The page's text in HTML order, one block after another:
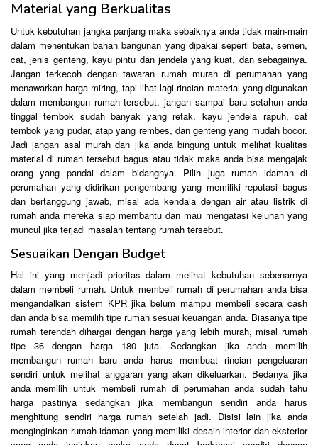
Material yang Berkualitas
Untuk kebutuhan jangka panjang maka sebaiknya anda tidak main-main
dalam menentukan bahan bangunan yang dipakai seperti bata, semen,
cat, jenis genteng, kayu pintu dan jendela yang kuat, dan sebagainya.
Jangan terkecoh dengan tawaran rumah murah di perumahan yang
menawarkan harga miring, tapi lihat lagi rincian material yang digunakan
dalam membangun rumah tersebut, jangan sampai baru setahun anda
tinggal tembok sudah banyak yang retak, kayu jendela rapuh, cat
tembok yang pudar, atap yang rembes, dan genteng yang mudah bocor.
Jadi jangan asal murah dan jika anda bingung untuk melihat kualitas
material di rumah tersebut bagus atau tidak maka anda bisa mengajak
orang yang pandai dalam bidangnya. Pilih juga rumah idaman di
perumahan yang didirikan pengembang yang memiliki reputasi bagus
dan bertanggung jawab, misal ada kendala dengan air atau listrik di
rumah anda mereka siap membantu dan mau mengatasi keluhan yang
muncul jika terjadi masalah tentang rumah tersebut.
Sesuaikan Dengan Budget
Hal ini yang menjadi prioritas dalam melihat kebutuhan sebenarnya
dalam membeli rumah. Untuk membeli rumah di perumahan anda bisa
mengandalkan sistem KPR jika belum mampu membeli secara cash
dan anda bisa memilih tipe rumah sesuai keuangan anda. Biasanya tipe
rumah terendah dihargai dengan harga yang lebih murah, misal rumah
tipe 36 dengan harga 180 juta. Sedangkan jika anda memilih
membangun rumah baru anda harus membuat rincian pengeluaran
sendiri untuk melihat anggaran yang akan dikeluarkan. Bedanya jika
anda memilih untuk membeli rumah di perumahan anda sudah tahu
harga pastinya sedangkan jika membangun sendiri anda harus
menghitung sendiri harga rumah setelah jadi. Disisi lain jika anda
menginginkan rumah idaman yang memiliki desain interior dan eksterior